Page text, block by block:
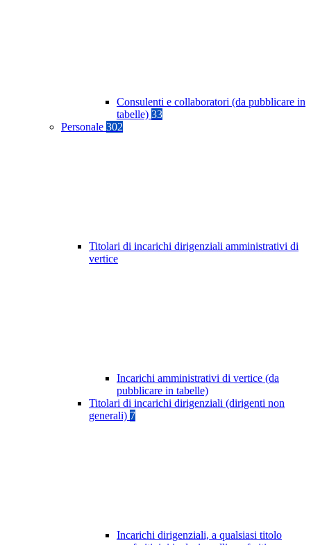
Consulenti e collaboratori (da pubblicare in
tabelle) 33
Personale 302
Titolari di incarichi dirigenziali amministrativi di
vertice
Incarichi amministrativi di vertice (da
pubblicare in tabelle)
Titolari di incarichi dirigenziali (dirigenti non
generali) 7
Incarichi dirigenziali, a qualsiasi titolo